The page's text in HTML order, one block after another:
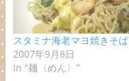
スタミナ海老マヨ焼きそば
2007年9月8日
In “麺〈めん〉”